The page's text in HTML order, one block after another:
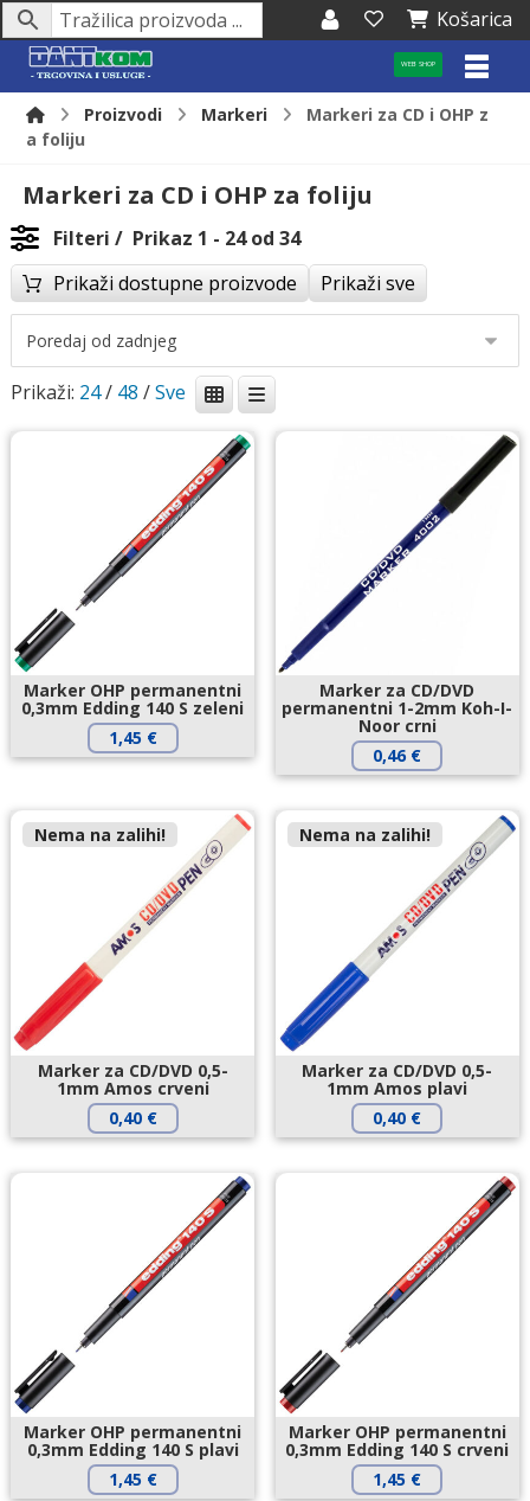
Košarica
WEB SHOP
Proizvodi Markeri
Markeri za CD i OHP z
a foliju
Markeri za CD i OHP za foliju
Filteri
Prikaz 1 - 24 od 34
Prikaži dostupne proizvode
Prikaži sve
Prikaži: 24/ 48 /
Marker OHP permanentni
0,3mm Edding 140 S zeleni
1,45 €
Marker za CD/DVD
permanentni 1-2mm Koh-I-
Noor crni
0,46 €
Nema na zalihi!
Marker za CD/DVD 0,5-
1mm Amos crveni
0,40 €
Nema na zalihi!
Marker za CD/DVD 0,5-
1mm Amos plavi
0,40 €
Marker OHP permanentni
0,3mm Edding 140 S plavi
1,45 €
Marker OHP permanentni
0,3mm Edding 140 S crveni
1,45 €